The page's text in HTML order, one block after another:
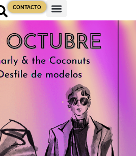
CONTACTO